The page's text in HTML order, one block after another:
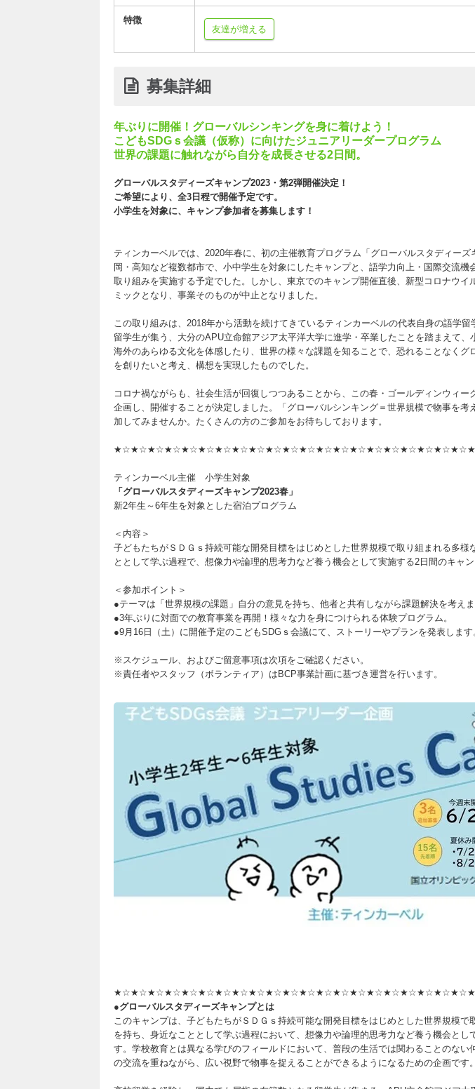
特徴
友達が増える
募集詳細
年ぶりに開催！グローバルシンキングを身に着けよう！
こどもSDGｓ会議（仮称）に向けたジュニアリーダープログラム
世界の課題に触れながら自分を成長させる2日間。
グローバルスタディーズキャンプ2023・第2弾開催決定！
ご希望により、全3日程で開催予定です。
小学生を対象に、キャンプ参加者を募集します！
ティンカーベルでは、2020年春に、初の主催教育プログラム「グローバルスタディー
岡・高知など複数都市で、小中学生を対象にしたキャンプと、語学力向上・国際交流機
取り組みを実施する予定でした。しかし、東京でのキャンプ開催直後、新型コロナウイ
ミックとなり、事業そのものが中止となりました。
この取り組みは、2018年から活動を続けてきているティンカーベルの代表自身の語学
留学生が集う、大分のAPU立命館アジア太平洋大学に進学・卒業したことを踏まえて、
海外のあらゆる文化を体感したり、世界の様々な課題を知ることで、恐れることなくグ
を創りたいと考え、構想を実現したものでした。
コロナ禍ながらも、社会生活が回復しつつあることから、この春・ゴールディンウィー
企画し、開催することが決定しました。「グローバルシンキング＝世界規模で物事を考
加してみませんか。たくさんの方のご参加をお待ちしております。
ティンカーベル主催 小学生対象
「グローバルスタディーズキャンプ2023春」
新2年生～6年生を対象とした宿泊プログラム
＜内容＞
子どもたちがＳＤＧｓ持続可能な開発目標をはじめとした世界規模で取り組まれる多様
ととして学ぶ過程で、想像力や論理的思考力など養う機会として実施する2日間のキャン
＜参加ポイント＞
●テーマは「世界規模の課題」自分の意見を持ち、他者と共有しながら課題解決を考え
●3年ぶりに対面での教育事業を再開！様々な力を身につけられる体験プログラム。
●9月16日（土）に開催予定のこどもSDGｓ会議にて、ストーリーやプランを発表します
※スケジュール、およびご留意事項は次項をご確認ください。
※責任者やスタッフ（ボランティア）はBCP事業計画に基づき運営を行います。
●グローバルスタディーズキャンプとは
このキャンプは、子どもたちがＳＤＧｓ持続可能な開発目標をはじめとした世界規模で
を持ち、身近なこととして学ぶ過程において、想像力や論理的思考力など養う機会とし
す。学校教育とは異なる学びのフィールドにおいて、普段の生活では関わることのない
の交流を重ねながら、広い視野で物事を捉えることができるようになるための企画です。